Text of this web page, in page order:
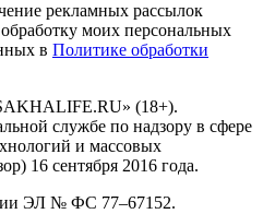
рекламных рассылок
моих персональных
в Политике обработки
(18+).
службе по надзору в сфере
и массовых
16 сентября 2016 года.
ЭЛ № ФС 77–67152.